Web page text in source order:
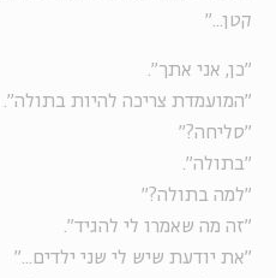
קטן..."
"כן, אני אתך".
"המועמדת צריכה להיות בתולה".
"סליחה?"
"בתולה".
"למה בתולה?"
"זה מה שאמרו לי להגיד".
"את יודעת שיש לי שני ילדים..."